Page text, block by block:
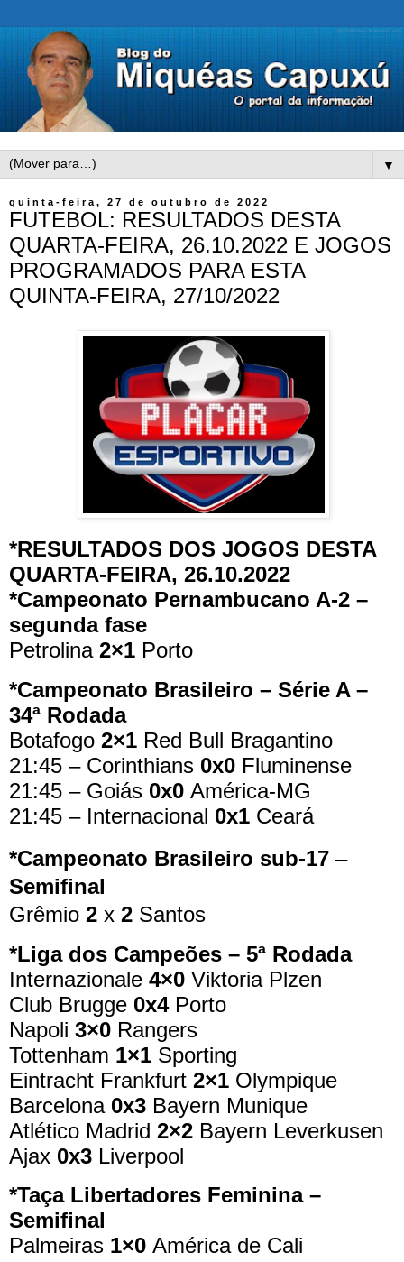
▼
quinta-feira, 27 de outubro de 2022
FUTEBOL: RESULTADOS DESTA
QUARTA-FEIRA, 26.10.2022 E JOGOS
PROGRAMADOS PARA ESTA
QUINTA-FEIRA, 27/10/2022
*RESULTADOS DOS JOGOS DESTA
QUARTA-FEIRA, 26.10.2022
*Campeonato Pernambucano A-2 –
segunda fase
Petrolina 2×1 Porto
*Campeonato Brasileiro – Série A –
34ª Rodada
Botafogo 2×1 Red Bull Bragantino
21:45 – Corinthians 0x0 Fluminense
21:45 – Goiás 0x0 América-MG
21:45 – Internacional 0x1 Ceará
*Campeonato Brasileiro sub-17 –
Semifinal
Grêmio 2 x 2 Santos
*Liga dos Campeões – 5ª Rodada
Internazionale 4×0 Viktoria Plzen
Club Brugge 0x4Porto
Napoli 3×0 Rangers
Tottenham 1×1 Sporting
Eintracht Frankfurt 2×1 Olympique
Barcelona 0x3 Bayern Munique
Atlético Madrid 2×2 Bayern Leverkusen
Ajax 0x3 Liverpool
*Taça Libertadores Feminina –
Semifinal
Palmeiras 1×0 América de Cali